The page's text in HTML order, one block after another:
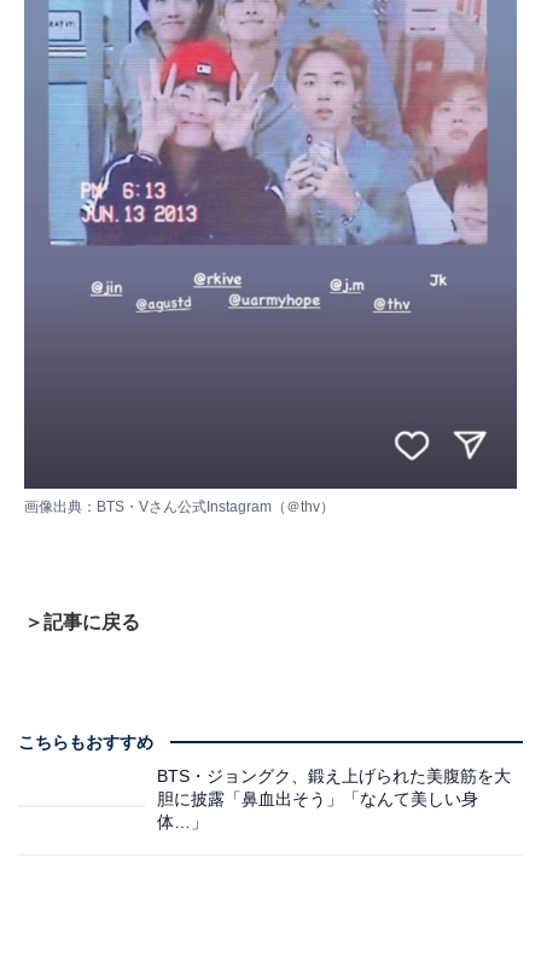
画像出典： BTS・Vさん公式Instagram（＠thv）
＞記事に戻る
こちらもおすすめ
BTS・ジョングク、鍛え上げられた美腹筋を大
胆に披露「鼻血出そう」「なんて美しい身
体…」